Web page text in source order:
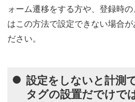
ォーム遷移をする方や、登録時
はこの方法で設定できない場合
ださい。
設定をしないと計測
タグの設置だでけで